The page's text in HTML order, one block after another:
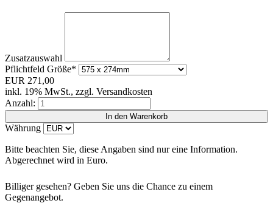
Zusatzauswahl
Pflichtfeld Größe*
EUR 271,00
inkl. 19% MwSt., zzgl. Versandkosten
Anzahl:
Währung
Bitte beachten Sie, diese Angaben sind nur eine Information.
Abgerechnet wird in Euro.
Billiger gesehen? Geben Sie uns die Chance zu einem
Gegenangebot.